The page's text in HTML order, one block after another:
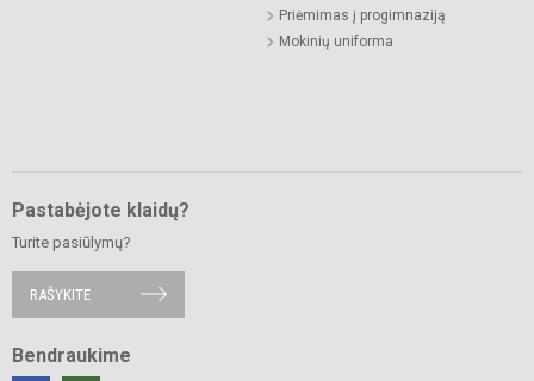
Priėmimas į progimnaziją
Mokinių uniforma
Pastabėjote klaidų?
Turite pasiūlymų?
RAŠYKITE
Bendraukime